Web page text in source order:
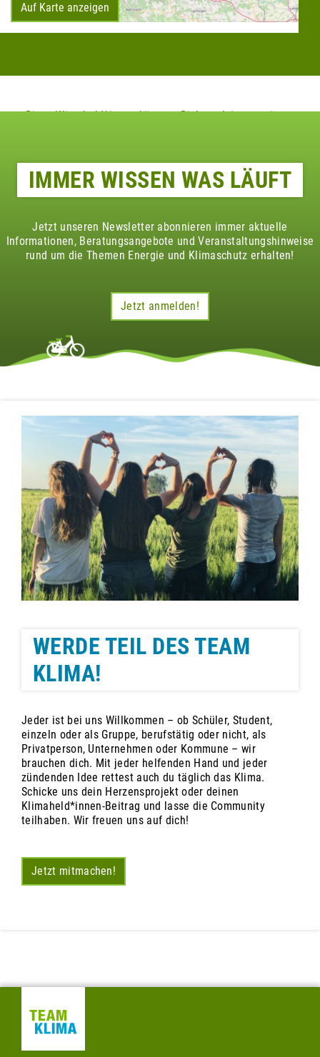
Auf Karte anzeigen
Diese Klimaheld*innen könnten Dich auch interessieren
IMMER WISSEN WAS LÄUFT
Jetzt unseren Newsletter abonnieren immer aktuelle
Informationen, Beratungsangebote und Veranstaltungshinweise
rund um die Themen Energie und Klimaschutz erhalten!
Jetzt anmelden!
WERDE TEIL DES TEAM
KLIMA!
Jeder ist bei uns Willkommen – ob Schüler, Student,
einzeln oder als Gruppe, berufstätig oder nicht, als
Privatperson, Unternehmen oder Kommune – wir
brauchen dich. Mit jeder helfenden Hand und jeder
zündenden Idee rettest auch du täglich das Klima.
Schicke uns dein Herzensprojekt oder deinen
Klimaheld*innen-Beitrag und lasse die Community
teilhaben. Wir freuen uns auf dich!
Jetzt mitmachen!